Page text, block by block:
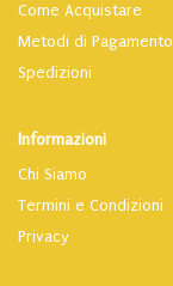
Come Acquistare
Metodi di Pagamento
Spedizioni
Informazioni
Chi Siamo
Termini e Condizioni
Privacy